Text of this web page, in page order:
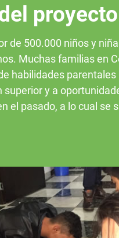
proyecto
de 500.000 niños y
Muchas familias en
habilidades
superior y a
el pasado, a lo cual se